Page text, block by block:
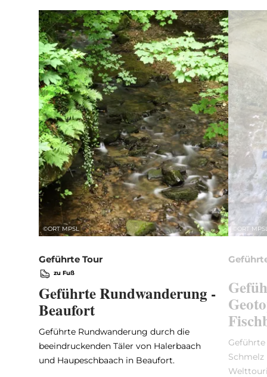
©ORT MPSL
Geführte Tour
zu Fuß
Geführte Rundwanderung -
Beaufort
Geführte Rundwanderung durch die
beeindruckenden Täler von Halerbaach
und Haupeschbaach in Beaufort.
ORT